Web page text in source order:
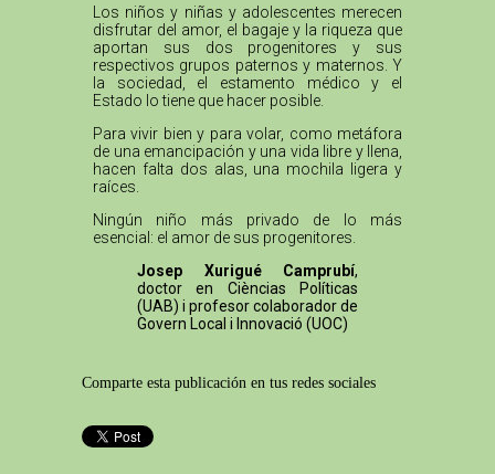
Los niños y niñas y adolescentes merecen
disfrutar del amor, el bagaje y la riqueza que
aportan sus dos progenitores y sus
respectivos grupos paternos y maternos. Y
la sociedad, el estamento médico y el
Estado lo tiene que hacer posible.
Para vivir bien y para volar, como metáfora
de una emancipación y una vida libre y llena,
hacen falta dos alas, una mochila ligera y
raíces.
Ningún niño más privado de lo más
esencial: el amor de sus progenitores.
Josep Xurigué Camprubí,
doctor en Cièncias Políticas
(UAB) i profesor colaborador de
Govern Local i Innovació (UOC)
Comparte esta publicación en tus redes sociales